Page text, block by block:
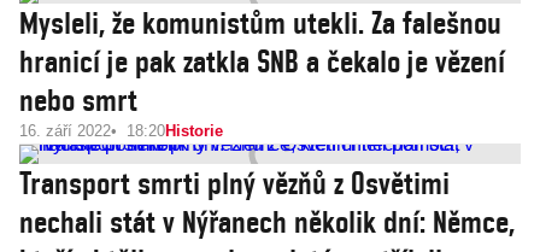
Mysleli, že komunistům utekli. Za falešnou
hranicí je pak zatkla SNB a čekalo je vězení
nebo smrt
16. září 2022 18:20Historie
Transport smrti plný vězňů z Osvětimi
nechali stát v Nýřanech několik dní: Němce,